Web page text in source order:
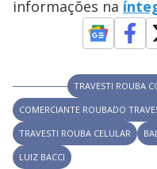
M
u
informações na
TRAVESTI ROUBA
COMERCIANTE ROUBADO
TRAVESTI ROUBA CELULAR
LUIZ BACCI